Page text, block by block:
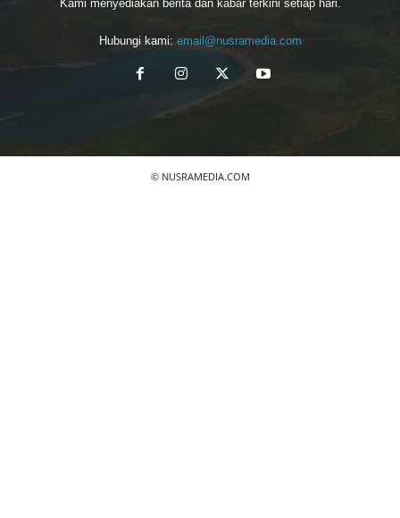
Kami menyediakan berita dan kabar terkini setiap hari.
Hubungi kami: email@nusramedia.com
© NUSRAMEDIA.COM